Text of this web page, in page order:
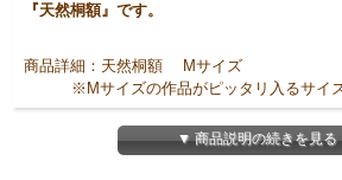
『天然桐額』です。
商品詳細：天然桐額 Mサイズ
※Mサイズの作品がピッタリ入るサイズ
額の色はウッドブラウンのみとなります。
▼ 商品説明の続きを見